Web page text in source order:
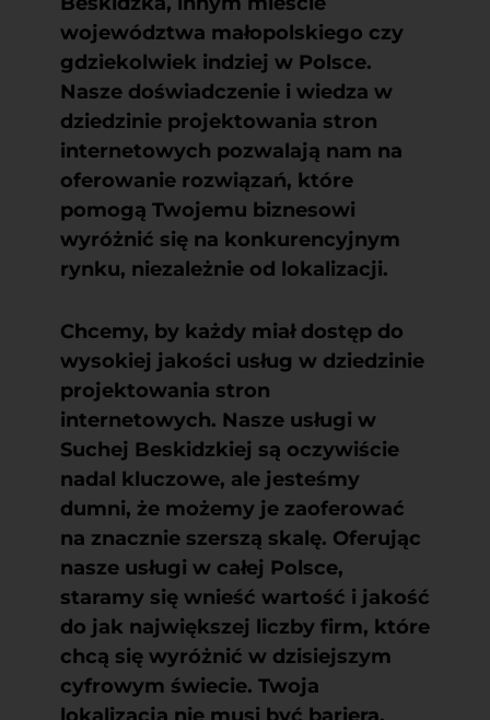
województwa małopolskiego czy
gdziekolwiek indziej w Polsce.
Nasze doświadczenie i wiedza w
dziedzinie projektowania stron
internetowych pozwalają nam na
oferowanie rozwiązań, które
pomogą Twojemu biznesowi
wyróżnić się na konkurencyjnym
rynku, niezależnie od lokalizacji.
Chcemy, by każdy miał dostęp do
wysokiej jakości usług w dziedzinie
projektowania stron
internetowych. Nasze usługi w
Suchej Beskidzkiej są oczywiście
nadal kluczowe, ale jesteśmy
dumni, że możemy je zaoferować
na znacznie szerszą skalę. Oferując
nasze usługi w całej Polsce,
staramy się wnieść wartość i jakość
do jak największej liczby firm, które
chcą się wyróżnić w dzisiejszym
cyfrowym świecie. Twoja